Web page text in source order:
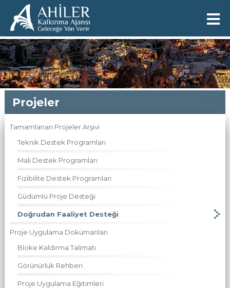
Projeler
Tamamlanan Projeler Arşivi
Teknik Destek Programları
Mali Destek Programları
Fizibilite Destek Programları
Güdümlü Proje Desteği
Doğrudan Faaliyet Desteği
Proje Uygulama Dokümanları
Bloke Kaldırma Talimatı
Görünürlük Rehberi
Proje Uygulama Eğitimleri